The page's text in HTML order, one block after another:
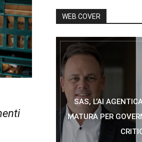
WEB COVER
SAS, L’AI
MATURA PER